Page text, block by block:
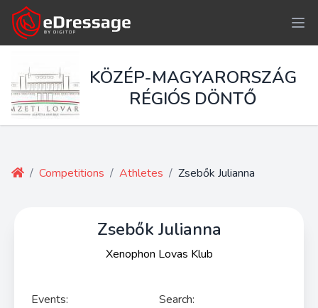
KÖZÉP-MAGYARORSZÁG
RÉGIÓS DÖNTŐ
/ Competitions / Athletes / Zsebők Julianna
Zsebők Julianna
Xenophon Lovas Klub
Events: Search: